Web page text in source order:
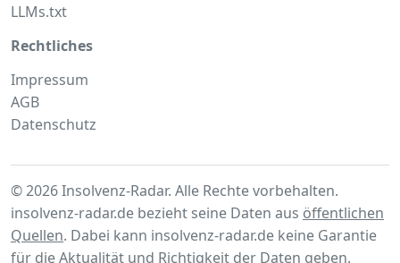
LLMs.txt
Rechtliches
Impressum
AGB
Datenschutz
© 2026 Insolvenz-Radar. Alle Rechte vorbehalten.
insolvenz-radar.de bezieht seine Daten aus öffentlichen
Quellen. Dabei kann insolvenz-radar.de keine Garantie
für die Aktualität und Richtigkeit der Daten geben.